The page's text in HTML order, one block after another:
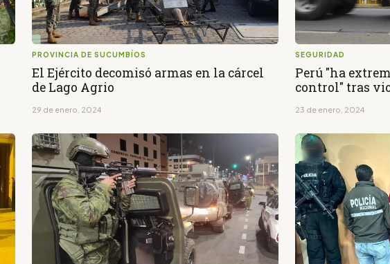
PROVINCIA DE SUCUMBÍOS
El Ejército decomisó armas en la cárcel
de Lago Agrio
29 de enero, 2024
SEGURIDAD
Perú "ha
control" tras
23 de enero, 2024